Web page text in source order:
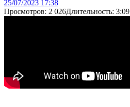
25/07/2023 17:38
Просмотров: 2 026Длительность: 3:09